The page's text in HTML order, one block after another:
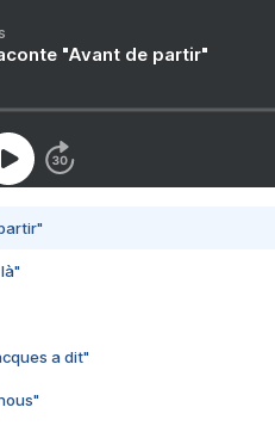
"Avant de partir"
a dit"